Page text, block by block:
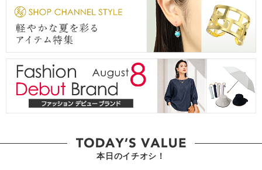
本日のイチオシ！